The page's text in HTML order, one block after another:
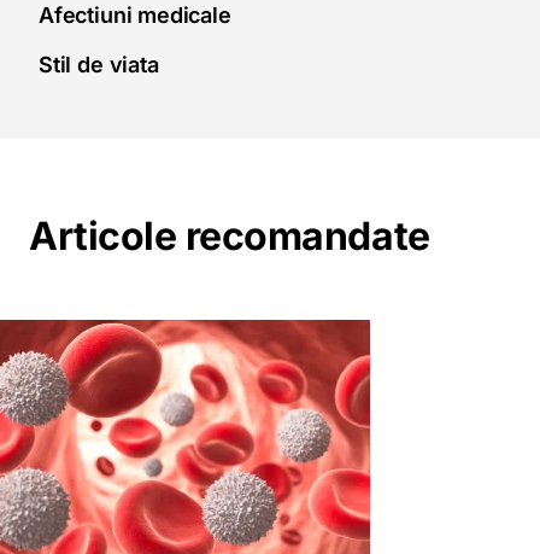
Afectiuni medicale
Stil de viata
Articole recomandate